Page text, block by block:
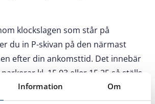
Information Om
klockslagen som står på
du in P-skivan på den närmast
efter din ankomsttid. Det innebär
kl. 15.03 eller 15.25 så ställs
på 15.30. Om du parkerar innan det
på tilläggstavlan ställer du in P-skivan